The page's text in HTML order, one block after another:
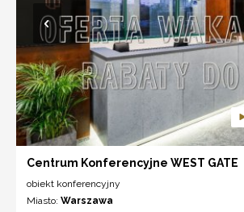
Centrum Konferencyjne WEST GATE
obiekt konferencyjny
Miasto: Warszawa